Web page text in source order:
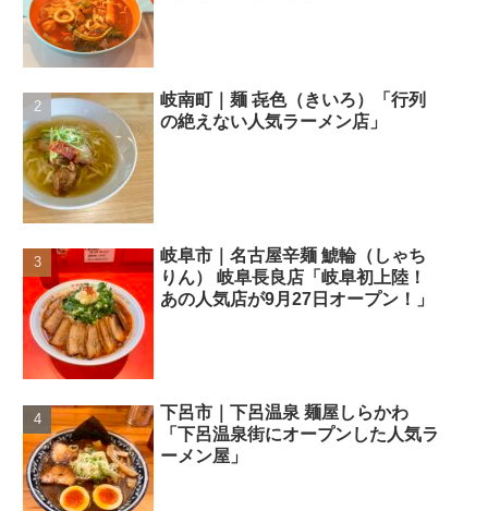
岐南町｜麺 㐂色（きいろ）「行列
の絶えない人気ラーメン店」
岐阜市｜名古屋辛麺 鯱輪（しゃち
りん） 岐阜長良店「岐阜初上陸！
あの人気店が9月27日オープン！」
下呂市｜下呂温泉 麺屋しらかわ
「下呂温泉街にオープンした人気ラ
ーメン屋」